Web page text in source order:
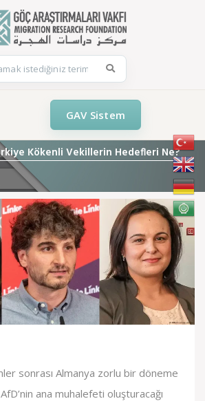
GAV Sistem
Kökenli Vekillerin Hedefleri Ne?
sonrası Almanya zorlu bir döneme
AfD’nin ana muhalefeti oluşturacağı